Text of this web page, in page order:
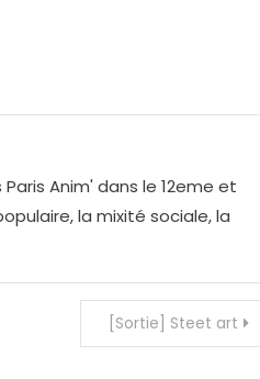
Anim' dans le 12eme et
la mixité sociale, la
[Sortie] Steet art